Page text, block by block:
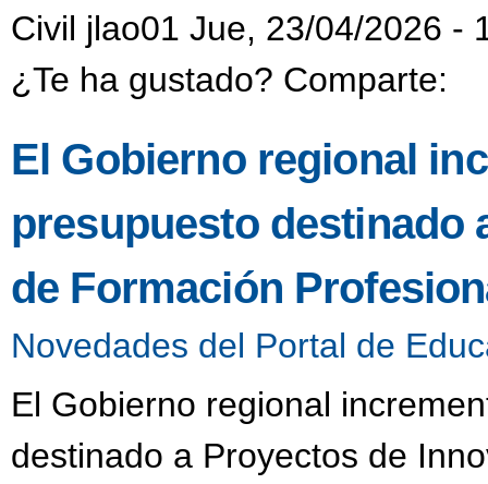
Civil jlao01 Jue, 23/04/2026 -
¿Te ha gustado? Comparte:
El Gobierno regional
presupuesto destinado
de Formación
Novedades del Portal de
El Gobierno regional
destinado a Proyectos de